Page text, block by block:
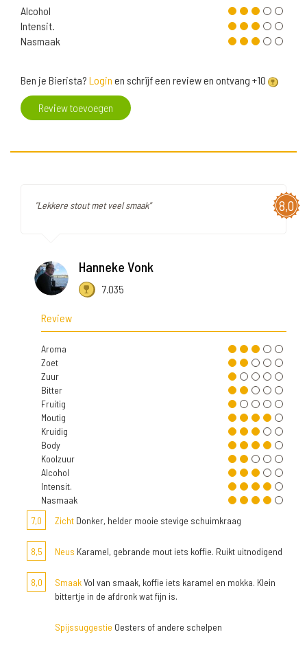
Alcohol
Intensit.
Nasmaak
Ben je Bierista? Login en schrijf een review en ontvang +10
Review toevoegen
8,0
"Lekkere stout met veel smaak"
Hanneke Vonk
7.035
Review
Aroma
Zoet
Zuur
Bitter
Fruitig
Moutig
Kruidig
Body
Koolzuur
Alcohol
Intensit.
Nasmaak
7,0
Zicht Donker, helder mooie stevige schuimkraag
8,5 Neus Karamel, gebrande mout iets koffie. Ruikt uitnodigend
8,0 SmaakVol van smaak, koffie iets karamel en mokka. Klein
bittertje in de afdronk wat fijn is.
Spijssuggestie Oesters of andere schelpen